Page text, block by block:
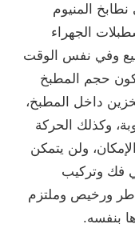
نطابخ المنيوم
الجهراء
وفي نفس الوقت
حجم المطبخ
داخل المطبخ،
وكذلك الحركة
ولن يتمكن
فك وتركيب
ورخيص وملتزم
بنفسه.